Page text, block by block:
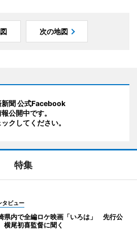
次の地図
新聞 公式Facebook
公開中です。
クしてください。
特集
タビュー
県内で全編ロケ映画「いろは」 先行公
尾初喜監督に聞く